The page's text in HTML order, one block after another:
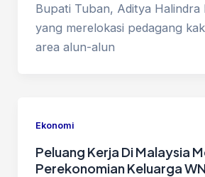
Bupati Tuban, Aditya Halindra
yang merelokasi pedagang
area alun-alun
Ekonomi
Peluang Kerja Di Malaysia
Perekonomian Keluarga